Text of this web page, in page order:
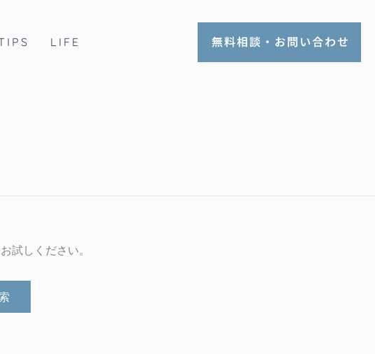
LIFE 無料相談・お問い合わせ
試しください。